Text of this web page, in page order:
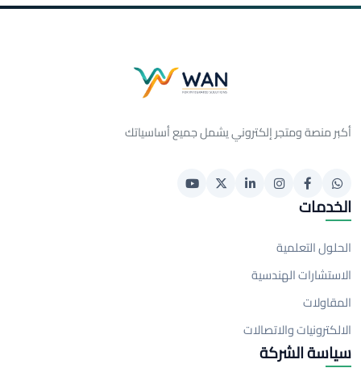
أكبر منصة ومتجر إلكتروني يشمل جميع أساسياتك
الخدمات
الحلول التعلمية
الاستشارات الهندسية
المقاولات
الالكترونيات والاتصالات
سياسة الشركة